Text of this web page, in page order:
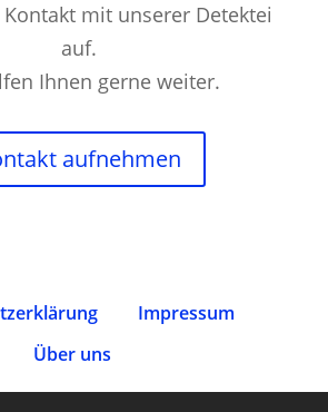
mit unserer Detektei
auf.
Ihnen gerne weiter.
aufnehmen
Impressum
Über uns